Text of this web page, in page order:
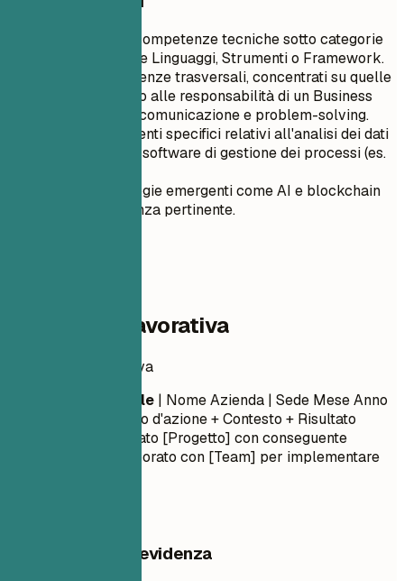
Elenca le tue competenze tecniche sotto categorie
pertinenti come Linguaggi, Strumenti o Framework.
Per le competenze trasversali, concentrati su quelle
che si allineano alle responsabilità di un Business
Analyst come comunicazione e problem-solving.
Utilizza strumenti specifici relativi all'analisi dei dati
(es. Tableau) o software di gestione dei processi (es.
Includi tecnologie emergenti come AI e blockchain
se hai esperienza pertinente.
Esperienza lavorativa
Esperienza lavorativa
Titolo Professionale | Nome Azienda | Sede Mese Anno
- Verbo d'azione + Contesto + Risultato
(Quantificato) - Guidato [Progetto] con conseguente
[Risultato]... - Collaborato con [Team] per implementare
Cosa mettere in evidenza